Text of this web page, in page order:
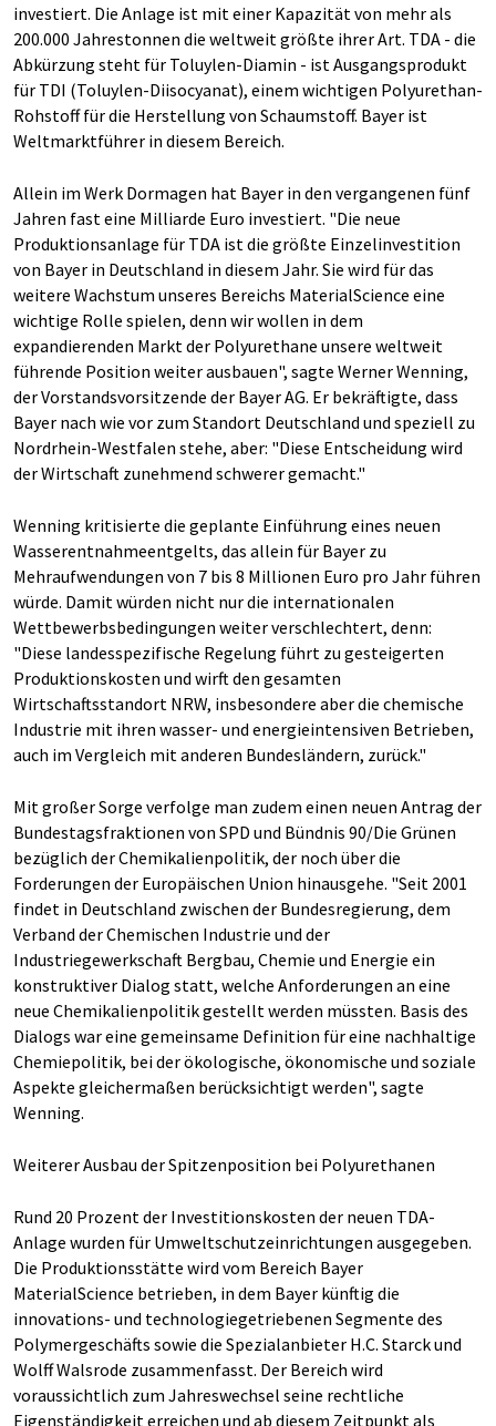
investiert. Die Anlage ist mit einer Kapazität von mehr als
200.000 Jahrestonnen die weltweit größte ihrer Art. TDA - die
Abkürzung steht für Toluylen-Diamin - ist Ausgangsprodukt
für TDI (Toluylen-Diisocyanat), einem wichtigen Polyurethan-
Rohstoff für die Herstellung von Schaumstoff. Bayer ist
Weltmarktführer in diesem Bereich.
Allein im Werk Dormagen hat Bayer in den vergangenen fünf
Jahren fast eine Milliarde Euro investiert. "Die neue
Produktionsanlage für TDA ist die größte Einzelinvestition
von Bayer in Deutschland in diesem Jahr. Sie wird für das
weitere Wachstum unseres Bereichs MaterialScience eine
wichtige Rolle spielen, denn wir wollen in dem
expandierenden Markt der Polyurethane unsere weltweit
führende Position weiter ausbauen", sagte Werner Wenning,
der Vorstandsvorsitzende der Bayer AG. Er bekräftigte, dass
Bayer nach wie vor zum Standort Deutschland und speziell zu
Nordrhein-Westfalen stehe, aber: "Diese Entscheidung wird
der Wirtschaft zunehmend schwerer gemacht."
Wenning kritisierte die geplante Einführung eines neuen
Wasserentnahmeentgelts, das allein für Bayer zu
Mehraufwendungen von 7 bis 8 Millionen Euro pro Jahr führen
würde. Damit würden nicht nur die internationalen
Wettbewerbsbedingungen weiter verschlechtert, denn:
"Diese landesspezifische Regelung führt zu gesteigerten
Produktionskosten und wirft den gesamten
Wirtschaftsstandort NRW, insbesondere aber die chemische
Industrie mit ihren wasser- und energieintensiven Betrieben,
auch im Vergleich mit anderen Bundesländern, zurück."
Mit großer Sorge verfolge man zudem einen neuen Antrag der
Bundestagsfraktionen von SPD und Bündnis 90/Die Grünen
bezüglich der Chemikalienpolitik, der noch über die
Forderungen der Europäischen Union hinausgehe. "Seit 2001
findet in Deutschland zwischen der Bundesregierung, dem
Verband der Chemischen Industrie und der
Industriegewerkschaft Bergbau, Chemie und Energie ein
konstruktiver Dialog statt, welche Anforderungen an eine
neue Chemikalienpolitik gestellt werden müssten. Basis des
Dialogs war eine gemeinsame Definition für eine nachhaltige
Chemiepolitik, bei der ökologische, ökonomische und soziale
Aspekte gleichermaßen berücksichtigt werden", sagte
Wenning.
Weiterer Ausbau der Spitzenposition bei Polyurethanen
Rund 20 Prozent der Investitionskosten der neuen TDA-
Anlage wurden für Umweltschutzeinrichtungen ausgegeben.
Die Produktionsstätte wird vom Bereich Bayer
MaterialScience betrieben, in dem Bayer künftig die
innovations- und technologiegetriebenen Segmente des
Polymergeschäfts sowie die Spezialanbieter H.C. Starck und
Wolff Walsrode zusammenfasst. Der Bereich wird
voraussichtlich zum Jahreswechsel seine rechtliche
Eigenständigkeit erreichen und ab diesem Zeitpunkt als